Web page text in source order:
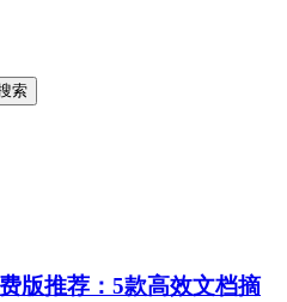
索
版推荐：5款高效文档摘